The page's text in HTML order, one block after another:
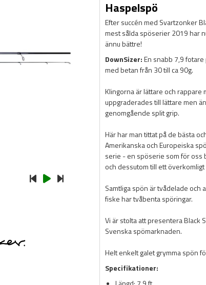
Haspelspö
Efter succén med Svartzonker
mest sålda spöserier 2019 har
ännu bättre!
DownSizer:En snabb 7,9
med betan från 30 till ca 90g.
Klingorna är lättare och
uppgraderades till lättare men
genomgående split grip.
Här har man tittat på de bästa
Amerikanska och Europeiska
serie - en spöserie som för oss
och dessutom till ett överkomligt
Samtliga spön är tvådelade och
fiske har tvåbenta spöringar.
Vi är stolta att presentera Black
Svenska spömarknaden.
Helt enkelt galet grymma spön
Specifikationer: